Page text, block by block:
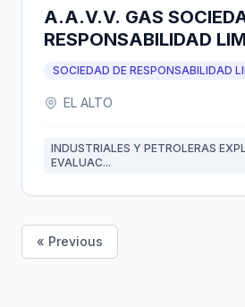
A.A.V.V. GAS
RESPONSABILIDAD
SOCIEDAD DE RESPONSABILIDAD
EL ALTO
INDUSTRIALES Y PETROLERAS
EVALUAC...
« Previous